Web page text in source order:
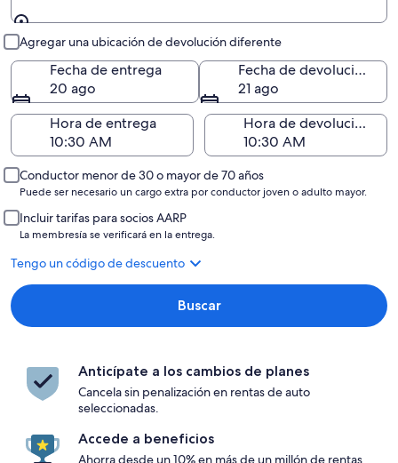
Agregar una ubicación de devolución diferente
Fecha de entrega
20 ago
Fecha de devolución
21 ago
Hora de entrega
Hora de devolución
Conductor menor de 30 o mayor de 70 años
Puede ser necesario un cargo extra por conductor joven o adulto mayor.
Incluir tarifas para socios AARP
La membresía se verificará en la entrega.
Tengo un código de descuento
Buscar
Anticípate a los cambios de planes
Cancela sin penalización en rentas de auto
seleccionadas.
Accede a beneficios
Ahorra desde un 10% en más de un millón de rentas